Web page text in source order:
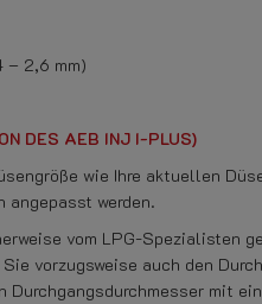
– 2,6 mm)
DES AEB INJ I-PLUS)
wie Ihre aktuellen
angepasst werden.
vom LPG-Spezialisten
vorzugsweise auch den
mit